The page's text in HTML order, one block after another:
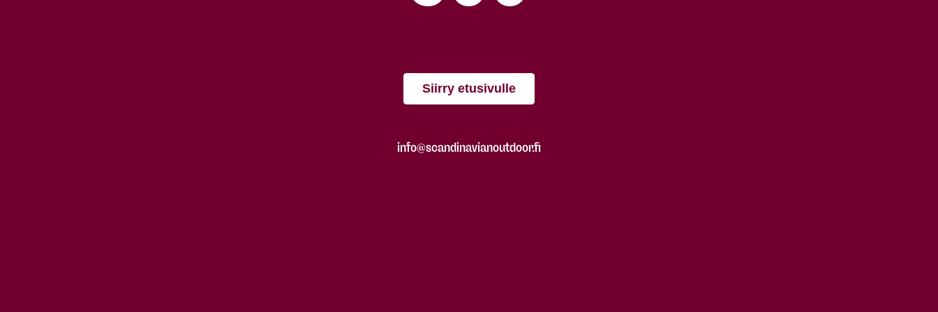
Siirry etusivulle
info@scandinavianoutdoor.fi